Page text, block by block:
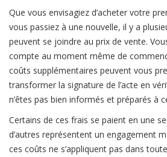
Que vous envisagiez d’acheter votre
vous passiez à une nouvelle, il y a
peuvent se joindre au prix de vente.
compte au moment même de
coûts supplémentaires peuvent vous
transformer la signature de l’acte en
n’êtes pas bien informés et préparés à
Certains de ces frais se paient en une
d’autres représentent un engagement
ces coûts ne s’appliquent pas dans